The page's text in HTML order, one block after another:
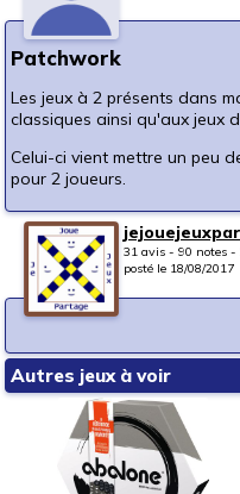
Patchwork
Les jeux à 2 présents dans
classiques ainsi qu'aux jeux
Celui-ci vient mettre un peu
pour 2 joueurs.
31 avis - 90 notes -
posté le 18/08/2017
Autres jeux à voir